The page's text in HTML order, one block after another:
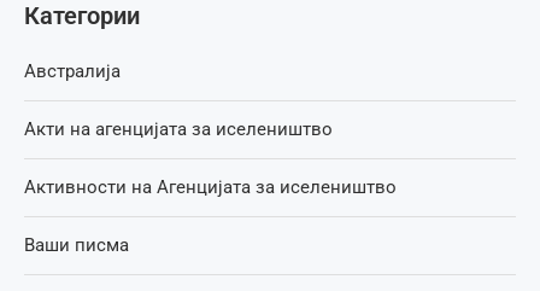
Категории
Австралија
Акти на агенцијата за иселеништво
Активности на Агенцијата за иселеништво
Ваши писма